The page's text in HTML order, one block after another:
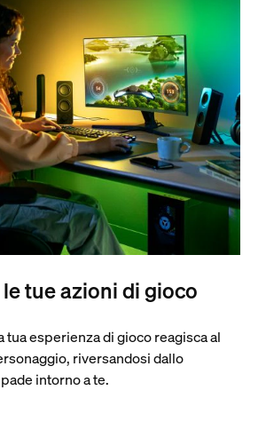
tue azioni di gioco
tua esperienza di gioco reagisca al
riversandosi dallo
intorno a te.